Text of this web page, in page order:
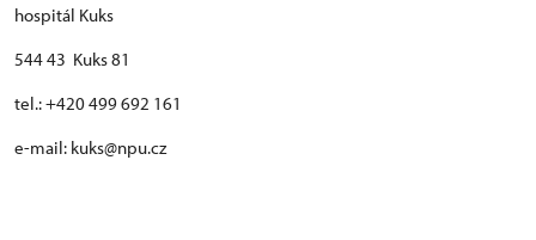
hospitál Kuks
544 43 Kuks 81
tel.: +420 499 692 161
e-mail: kuks@npu.cz